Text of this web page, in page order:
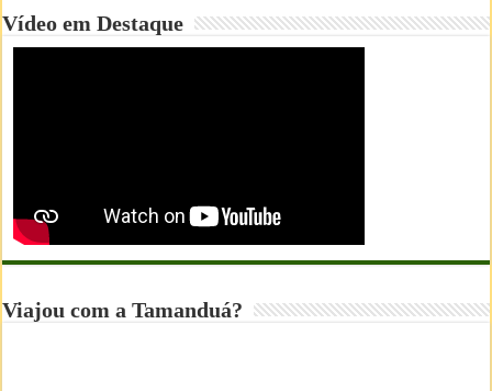
Vídeo em Destaque
Viajou com a Tamanduá?